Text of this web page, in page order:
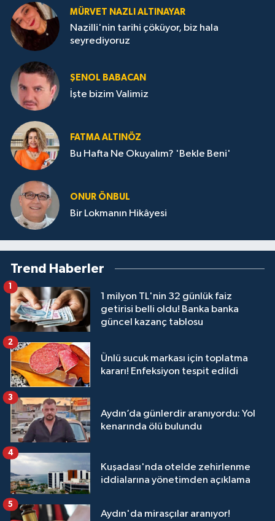
MÜRVET NAZLI ALTINAYAR
Nazilli'nin tarihi çöküyor, biz hala
seyrediyoruz
ŞENOL BABACAN
İşte bizim Valimiz
FATMA ALTINÖZ
Bu Hafta Ne Okuyalım? 'Bekle Beni'
ONUR ÖNBUL
Bir Lokmanın Hikâyesi
Trend Haberler
1 milyon TL'nin 32 günlük faiz
getirisi belli oldu! Banka banka
güncel kazanç tablosu
1
Ünlü sucuk markası için toplatma
kararı! Enfeksiyon tespit edildi
2
Aydın’da günlerdir aranıyordu: Yol
kenarında ölü bulundu
3
Kuşadası'nda otelde zehirlenme
iddialarına yönetimden açıklama
4
Aydın'da mirasçılar aranıyor!
5